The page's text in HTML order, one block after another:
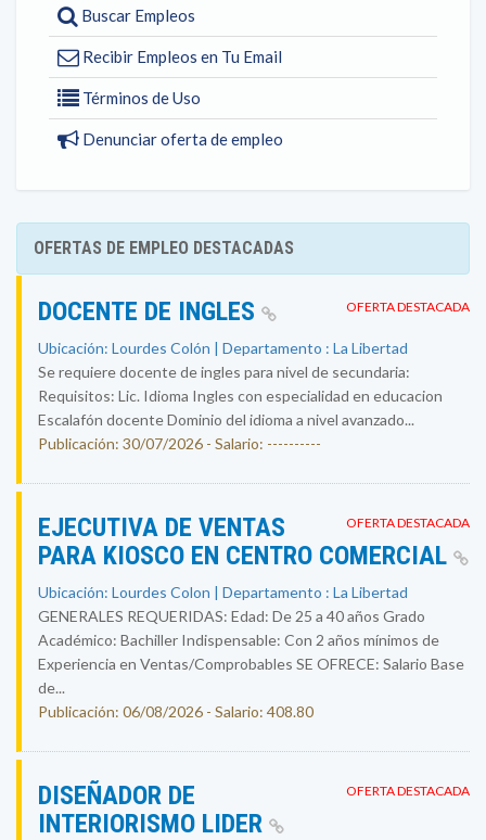
Buscar Empleos
Recibir Empleos en Tu Email
Términos de Uso
Denunciar oferta de empleo
OFERTAS DE EMPLEO DESTACADAS
OFERTA DESTACADA
DOCENTE DE INGLES
Ubicación: Lourdes Colón | Departamento : La Libertad
Se requiere docente de ingles para nivel de secundaria:
Requisitos: Lic. Idioma Ingles con especialidad en educacion
Escalafón docente Dominio del idioma a nivel avanzado...
Publicación: 30/07/2026 - Salario: ----------
OFERTA DESTACADA
EJECUTIVA DE VENTAS
PARA KIOSCO EN CENTRO COMERCIAL
Ubicación: Lourdes Colon | Departamento : La Libertad
GENERALES REQUERIDAS: Edad: De 25 a 40 años Grado
Académico: Bachiller Indispensable: Con 2 años mínimos de
Experiencia en Ventas/Comprobables SE OFRECE: Salario Base
de...
Publicación: 06/08/2026 - Salario: 408.80
OFERTA DESTACADA
DISEÑADOR DE
INTERIORISMO LIDER